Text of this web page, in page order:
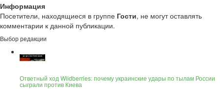
Информация
Посетители, находящиеся в группе Гости, не могут оставлять
комментарии к данной публикации.
Выбор редакции
Ответный ход Wildberries: почему украинские удары по тылам России
сыграли против Киева